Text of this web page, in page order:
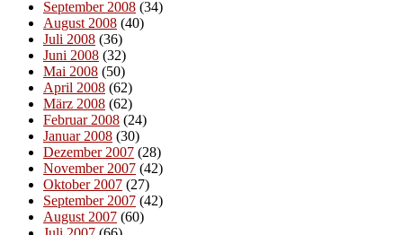
September 2008 (34)
August 2008 (40)
Juli 2008 (36)
Juni 2008 (32)
Mai 2008 (50)
April 2008 (62)
März 2008 (62)
Februar 2008 (24)
Januar 2008 (30)
Dezember 2007 (28)
November 2007 (42)
Oktober 2007 (27)
September 2007 (42)
August 2007 (60)